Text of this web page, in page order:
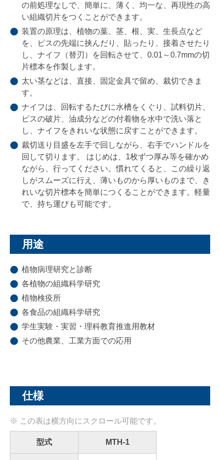
の前処理なしで、簡単に、薄く、均一な、再現性の高
い組織切片をつくことができます。
装置の原理は、植物の葉、茎、根、実、生長点など
を、ピスの先端に挟んだり、貼ったり、接着させたり
し、ナイフ（替刃）を回転させて、0.01～0.7mmの切
片標本を作製します。
太い茎などは、直接、固定金具で留め、裁切できま
す。
ナイフは、回転するたびに水槽をくぐり、試料切片、
ピスの破片、油成分などの付着物を水中で洗い落と
し、ナイフをきれいな状態に戻すことができます。
裁切送り目盛を左手で回しながら、右手でハンドルを
回して切ります。 はじめは、1枚ずつ厚み等を確かめ
ながら、行ってください。慣れてくると、この繰り返
しがスムーズに行え、薄いものから厚いものまで、き
れいな切片標本を簡単につくることができます。軽量
で、持ち運びも可能です。
用途
植物病理研究と診断
各植物の組織科学研究
植物検疫所
各食品の組織科学研究
学生実験・実習・理科教育推進用教材
その他農業、工業方面での応用
仕様
型式 MTH‐1